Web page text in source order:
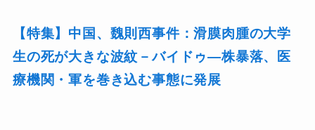
【特集】中国、魏則西事件：滑膜肉腫の大学
生の死が大きな波紋－バイドゥ―株暴落、医
療機関・軍を巻き込む事態に発展